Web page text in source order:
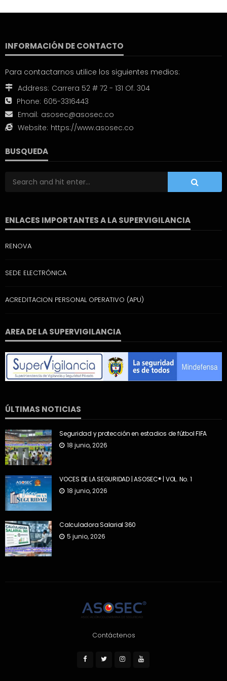
INFORMACIÓN DE CONTACTO
Para contactarnos utilice los siguientes medios:
Address: Carrera 52 # 72 - 131 Of. 304
Phone: 605-3316443
Email: asosec@asosec.co
Website: https://www.asosec.co
BUSQUEDA
ENLACES IMPORTANTES A LA SUPERVIGILANCIA
RENOVA
SEDE ELECTRÓNICA
ACREDITACION PERSONAL OPERATIVO (APU)
AREA DE LA SUPERVIGILANCIA
ÚLTIMAS NOTICIAS
Seguridad y protección en estadios de fútbol FIFA
18 junio, 2026
VOCES DE LA SEGURIDAD | ASOSEC® | VOL. No. 1
18 junio, 2026
Calculadora Salarial 360
5 junio, 2026
Contáctenos